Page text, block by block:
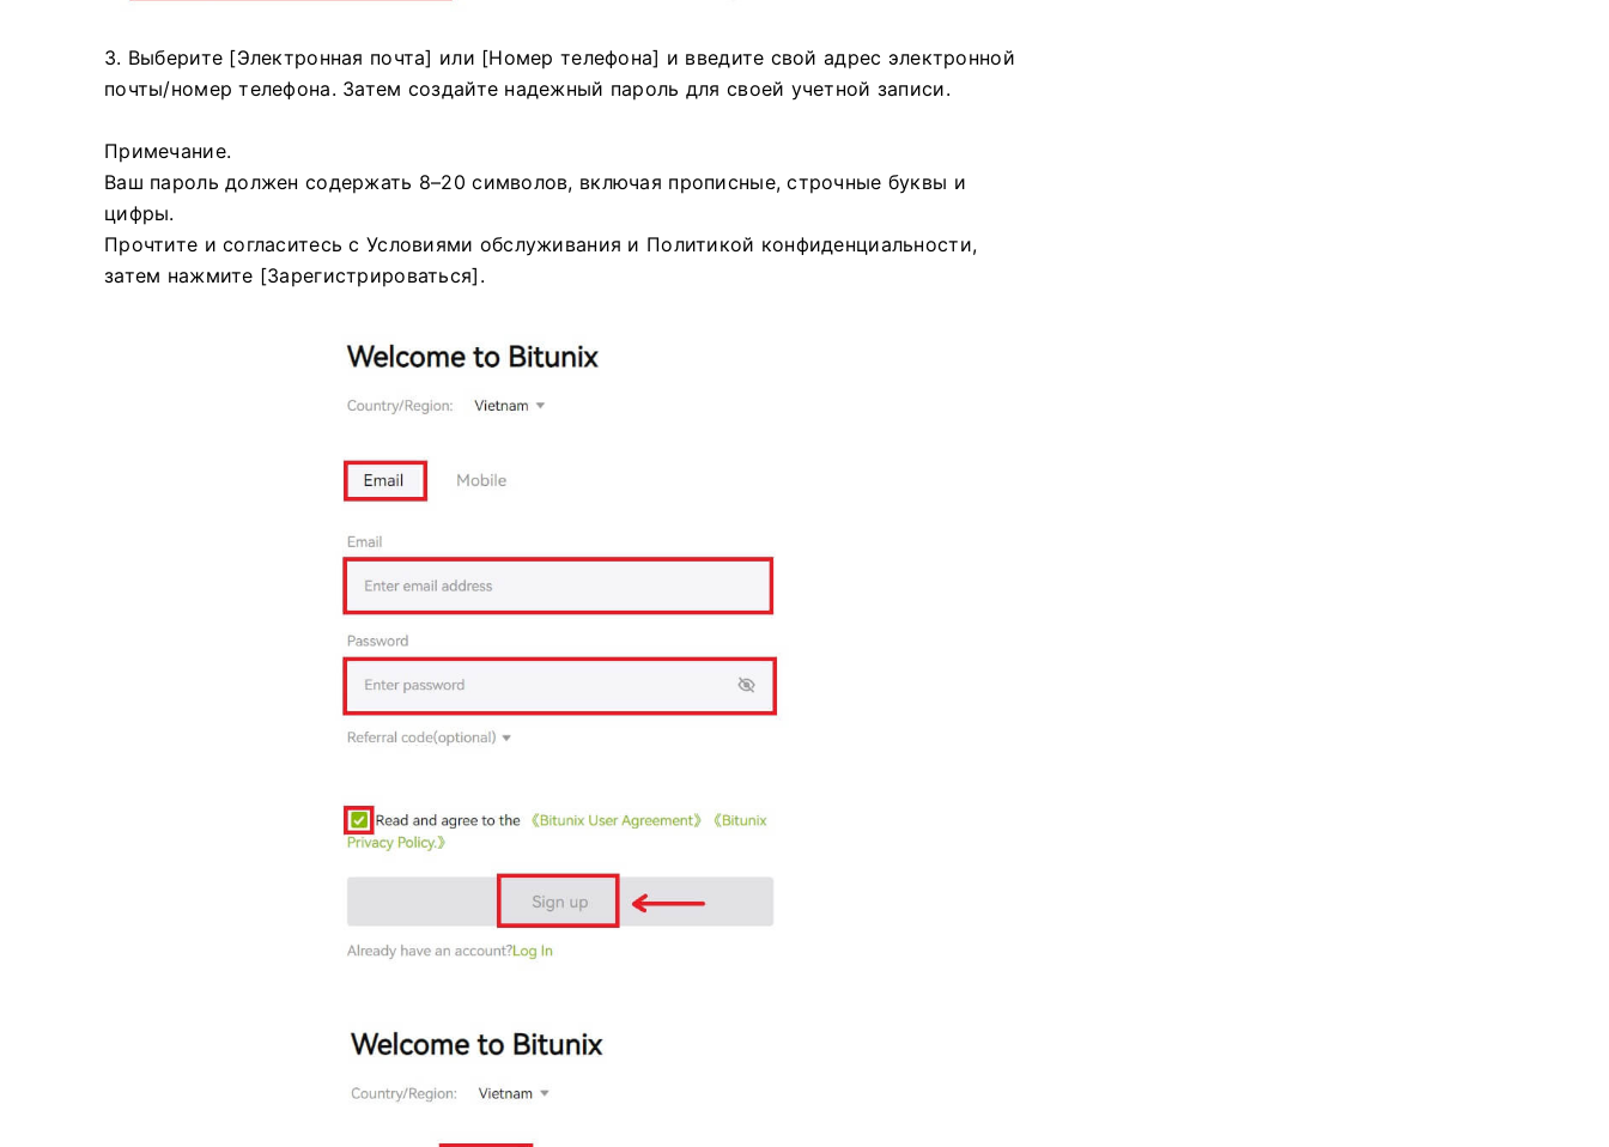
3. Выберите [Электронная почта] или [Номер телефона] и введите свой адрес электронной
почты/номер телефона. Затем создайте надежный пароль для своей учетной записи.
Примечание.
Ваш пароль должен содержать 8–20 символов, включая прописные, строчные буквы и
цифры.
Прочтите и согласитесь с Условиями обслуживания и Политикой конфиденциальности,
затем нажмите [Зарегистрироваться].